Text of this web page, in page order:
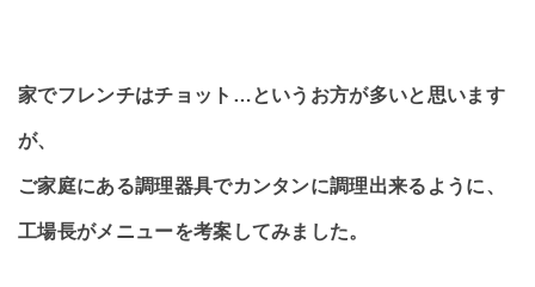
家でフレンチはチョット…というお方が多いと思います
が、
ご家庭にある調理器具でカンタンに調理出来るように、
工場長がメニューを考案してみました。